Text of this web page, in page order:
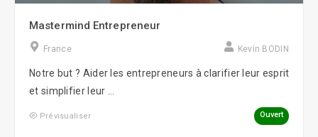
Mastermind Entrepreneur
France Kevin BODIN
Notre but ? Aider les entrepreneurs à clarifier leur esprit
et simplifier leur ...
Prévisualiser Ouvert